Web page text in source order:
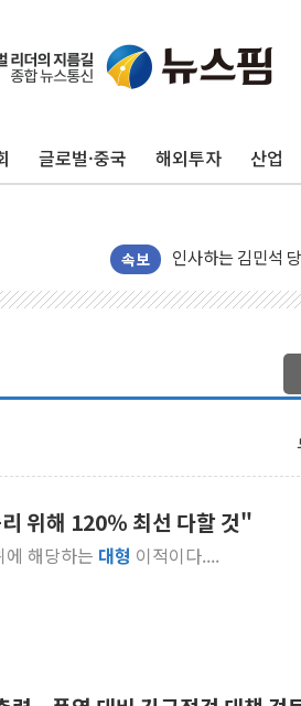
글로벌·중국 해외투자 산업
속보
인천 합동연설회
김민석, 2주차 제
[속보] 민주, 제주·
[속보] 민주, 인천
이번주 국내 주요
美, 이란전 출구전
폐기물 수거하다
李대통령 "결혼
여수 오동도 인근
'화합' 꺼낸 김민
위해 120％ 최선 다할 것"
해당하는 대형 이적이다....